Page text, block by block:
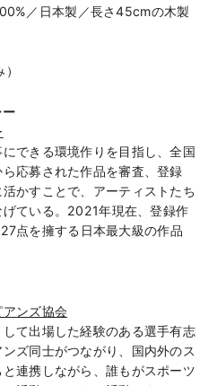
／日本製／長さ45cmの木製
できる環境作りを目指し、全国
応募された作品を審査、登録
かすことで、アーティストたち
ている。2021年現在、登録作
点を擁する日本最大級の作品
ンズ協会
て出場した経験のある選手有志
ズ同士がつながり、国内外のス
連携しながら、誰もがスポーツ